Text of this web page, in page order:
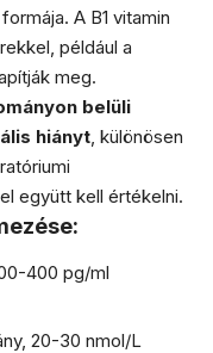
A B1 vitamin
például a
meg.
belüli
hiányt, különösen
együtt kell értékelni.
400 pg/ml
20-30 nmol/L